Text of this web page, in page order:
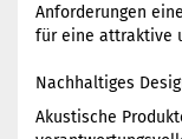
Anforderungen
für eine attraktive
Nachhaltiges
Akustische